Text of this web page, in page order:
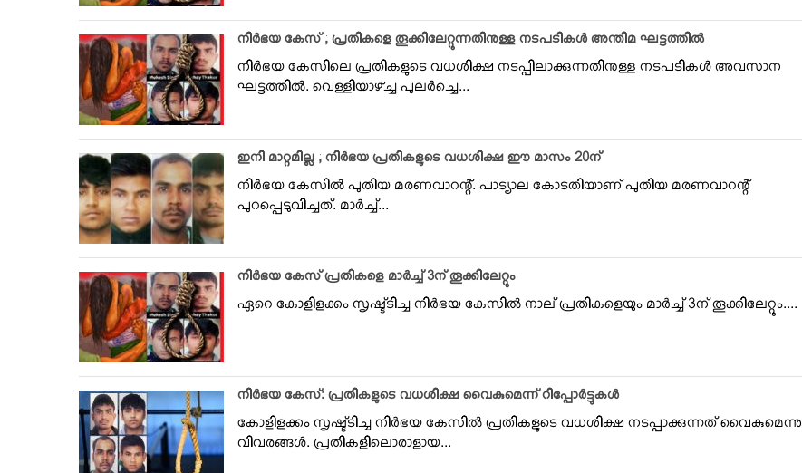
നിര്‍ഭയ കേസ് ; പ്രതികളെ തൂക്കിലേറ്റുന്നതിനുള്ള നടപടികള്‍ അന്തിമ ഘട്ടത്തില്‍
നിര്‍ഭയ കേസിലെ പ്രതികളുടെ വധശിക്ഷ നടപ്പിലാക്കുന്നതിനുള്ള നടപടികള്‍ അവസാന
ഘട്ടത്തില്‍. വെള്ളിയാഴ്ച്ച പുലര്‍ച്ചെ...
ഇനി മാറ്റമില്ല ; നിര്‍ഭയ പ്രതികളുടെ വധശിക്ഷ ഈ മാസം 20ന്
നിര്‍ഭയ കേസില്‍ പുതിയ മരണവാറന്റ്. പാട്യാല കോടതിയാണ് പുതിയ മരണവാറന്റ്
പുറപ്പെടുവിച്ചത്. മാര്‍ച്ച്...
നിര്‍ഭയ കേസ് പ്രതികളെ മാര്‍ച്ച് 3ന് തൂക്കിലേറ്റും
ഏറെ കോളിളക്കം സൃഷ്ട്ടിച്ച നിര്‍ഭയ കേസില്‍ നാല് പ്രതികളെയും മാര്‍ച്ച് 3ന് തൂക്കിലേറ്റും....
നിര്‍ഭയ കേസ്: പ്രതികളുടെ വധശിക്ഷ വൈകുമെന്ന് റിപ്പോര്‍ട്ടുകള്‍
കോളിളക്കം സൃഷ്ട്ടിച്ച നിര്‍ഭയ കേസില്‍ പ്രതികളുടെ വധശിക്ഷ നടപ്പാക്കുന്നത് വൈകുമെന്നു
വിവരങ്ങള്‍. പ്രതികളിലൊരാളായ...